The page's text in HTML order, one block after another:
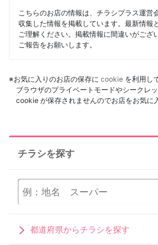
こちらのお店の情報は、チラシプラス運営
収集した情報を掲載しています。最新情報
ご理解ください。掲載情報に間違いがござ
ご報告をお願いします。
※お気に入りのお店の保存に cookie を利用し
ブラウザのプライベートモードやシークレ
cookie が保存されませんのでお店をお気に
チラシを探す
都道府県からチラシを探す